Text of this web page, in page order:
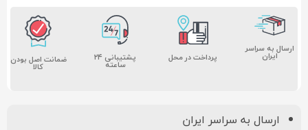
ارسال به سراسر
ایران پرداخت در محل پشتیبانی ۲۴
ساعته ضمانت اصل بودن
کالا
ارسال به سراسر ایران